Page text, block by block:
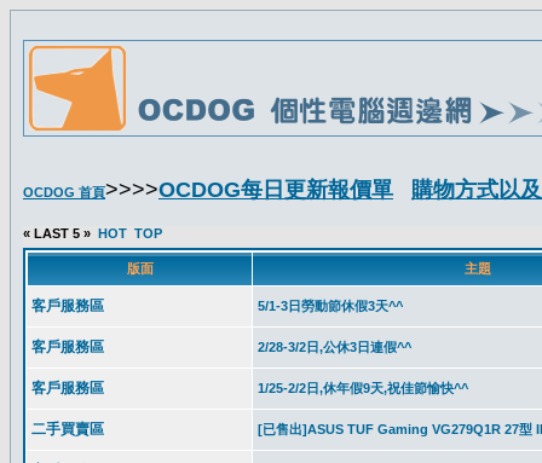
OCDOG 首頁>>>>OCDOG每日更新報價單 購物方式以